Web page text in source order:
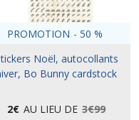
PROMOTION - 50 %
Noël, autocollants
Bo Bunny cardstock
2€ AU LIEU DE 3€99